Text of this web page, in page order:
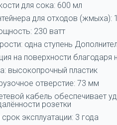
для сока: 600 мл
для отходов (жмыха):
230 ватт
одна ступень
на поверхности
высокопрочный пластик
отверстие: 73 мм
кабель обеспечивает
розетки
эксплуатации: 3 года